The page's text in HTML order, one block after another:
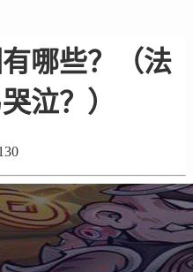
哪些？（法
泣？）